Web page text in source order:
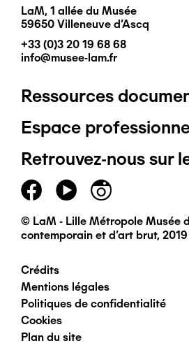
LaM, 1 allée du Musée
59650 Villeneuve d'Ascq
+33 (0)3 20 19 68 68
info@musee-lam.fr
Pied
de
page
principal
Ressources
Espace
Retrouvez-nous sur
© LaM - Lille Métropole Musée
contemporain et d'art brut, 2019
Pied
de
page
Crédits
Mentions légales
Politiques de confidentialité
Cookies
Plan du site